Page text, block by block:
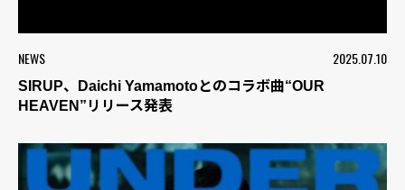
NEWS 2025.07.10
SIRUP、Daichi Yamamotoとのコラボ曲“OUR
HEAVEN”リリース発表